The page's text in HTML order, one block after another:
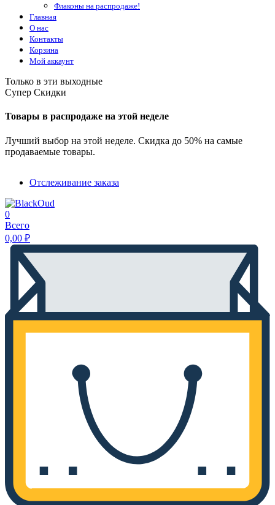
Флаконы на распродаже!
Главная
О нас
Контакты
Корзина
Мой аккаунт
Только в эти выходные
Супер Скидки
Товары в распродаже на этой неделе
Лучший выбор на этой неделе. Скидка до 50% на самые
продаваемые товары.
Отслеживание заказа
0
Всего
0,00 ₽